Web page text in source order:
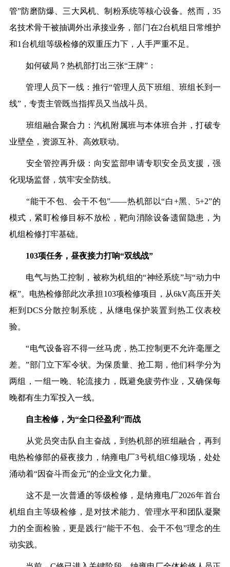
管”防磨防爆、三大风机、制粉系统等核心设备。然而，35
名技术骨干被抽调外出承接业务，部门在2台机组日常维护
和1台机组等级检修的双重压力下，人手严重不足。
如何破局？热机部打出三张“王牌”：
管理人员下一线：推行“管理人员下班组、班组长到一
线”，专责主管既当指挥员又当战斗员。
班组融合聚合力：汽机附属班与本体班合并，打破专
业壁垒，资源互补、高效联动。
安全管控再升级：向安监部申请专职安全员支援，强
化现场监督，筑牢安全防线。
“能干不包、会干不包”——热机部以“白+黑、5+2”的
模式，紧盯检修目标不放松，靶向消除设备遗留隐患，为
机组检修打牢基础。
103项任务，昼夜接力打响“双线战”
电气与热工控制，被称为机组的“神经系统”与“动力中
枢”。电热检修部此次承担103项检修项目，从6kV高压开关
柜到DCS分散控制系统，从继电保护装置到热工仪表校
验。
“电气设备容不得一丝马虎，热工控制更不允许毫厘之
差。”部门立下军令状。为保质量、抢工期，他们科学分为
两组，一组一晚、轮流接力，既避免疲劳作业，又确保每
晚都有生力军投入一线。
自主检修，为“全口径盈利”而战
从党员突击队自主奋战，到热机部的班组融合，再到
电热检修部的昼夜接力，纳雍电厂3号机组C修现场，处处
涌动着“因奋斗而金元”的企业文化力量。
这不是一次普通的等级检修，是纳雍电厂2026年首台
机组自主等级检修，是对技术能力、管理水平和团队凝聚
力的全面检验，更是践行“能干不包、会干不包”理念的生
动实践。